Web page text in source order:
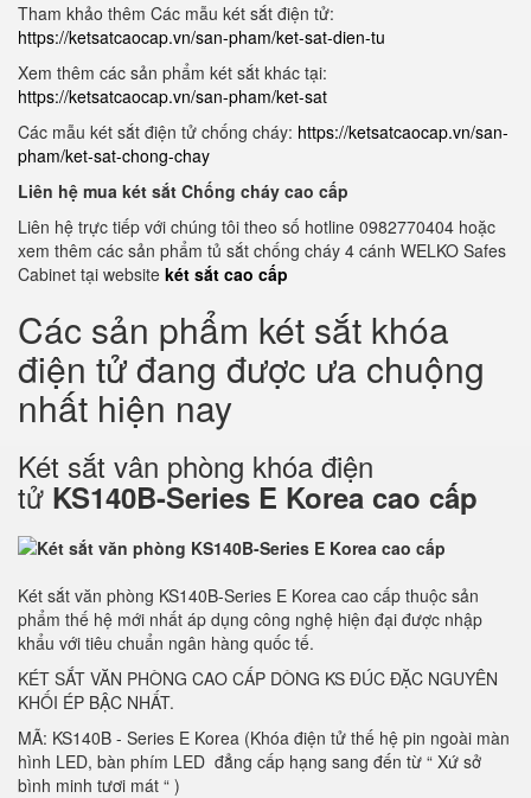
Tham khảo thêm Các mẫu két sắt điện tử:
https://ketsatcaocap.vn/san-pham/ket-sat-dien-tu
Xem thêm các sản phẩm két sắt khác tại:
https://ketsatcaocap.vn/san-pham/ket-sat
Các mẫu két sắt điện tử chống cháy: https://ketsatcaocap.vn/san-
pham/ket-sat-chong-chay
Liên hệ mua két sắt Chống cháy cao cấp
Liên hệ trực tiếp với chúng tôi theo số hotline 0982770404 hoặc
xem thêm các sản phẩm tủ sắt chống cháy 4 cánh WELKO Safes
Cabinet tại website két sắt cao cấp
Các sản phẩm két sắt khóa
điện tử đang được ưa chuộng
nhất hiện nay
Két sắt vân phòng khóa điện
tử KS140B-Series E Korea cao cấp
Két sắt văn phòng KS140B-Series E Korea cao cấp thuộc sản
phẩm thế hệ mới nhất áp dụng công nghệ hiện đại được nhập
khẩu với tiêu chuẩn ngân hàng quốc tế.
KÉT SẮT VĂN PHÒNG CAO CẤP DÒNG KS ĐÚC ĐẶC NGUYÊN
KHỐI ÉP BẬC NHẤT.
MÃ: KS140B - Series E Korea (Khóa điện tử thế hệ pin ngoài màn
hình LED, bàn phím LED đẳng cấp hạng sang đến từ “ Xứ sở
bình minh tươi mát “ )